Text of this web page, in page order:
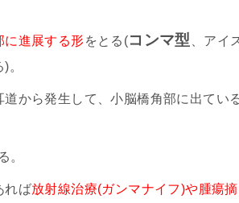
に進展する形をとる(コンマ型
、アイ
。
から発生して、小脳橋角部に出てい
。
れば放射線治療(ガンマナイフ)や腫瘍摘